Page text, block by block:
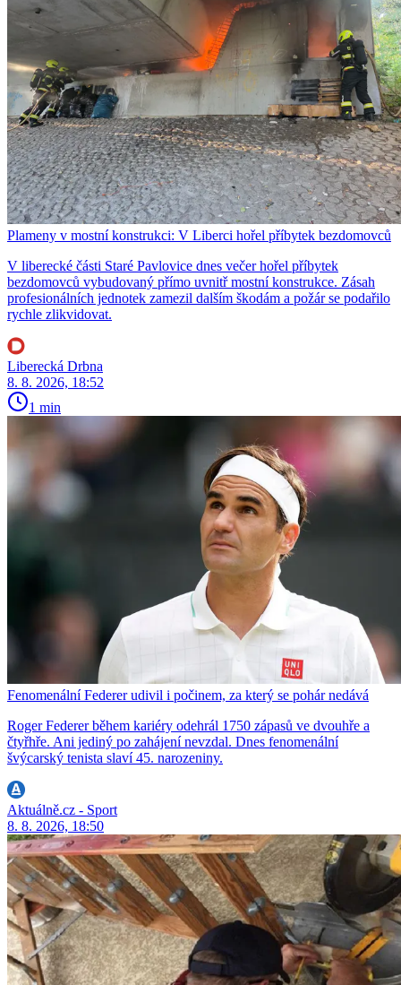
Plameny v mostní konstrukci: V Liberci hořel příbytek bezdomovců
V liberecké části Staré Pavlovice dnes večer hořel příbytek
bezdomovců vybudovaný přímo uvnitř mostní konstrukce. Zásah
profesionálních jednotek zamezil dalším škodám a požár se podařilo
rychle zlikvidovat.
Liberecká Drbna
8. 8. 2026, 18:52
1 min
Fenomenální Federer udivil i počinem, za který se pohár nedává
Roger Federer během kariéry odehrál 1750 zápasů ve dvouhře a
čtyřhře. Ani jediný po zahájení nevzdal. Dnes fenomenální
švýcarský tenista slaví 45. narozeniny.
Aktuálně.cz - Sport
8. 8. 2026, 18:50